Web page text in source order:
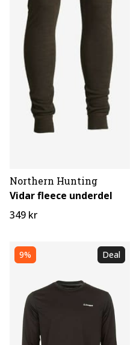
Northern Hunting
Vidar fleece underdel
349 kr
9% Deal